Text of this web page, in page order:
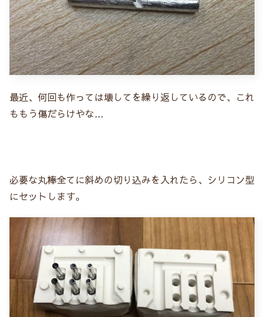
最近、何回も作っては壊してを繰り返しているので、これ
ももう傷だらけやな…
必要な丸棒全てに斜めの切り込みを入れたら、シリコン型
にセットします。